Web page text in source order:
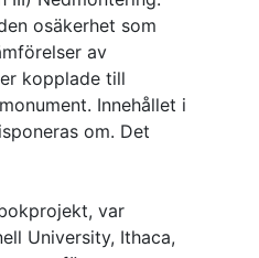
osäkerhet som
av
kopplade till
Innehållet i
om. Det
var
University, Ithaca,